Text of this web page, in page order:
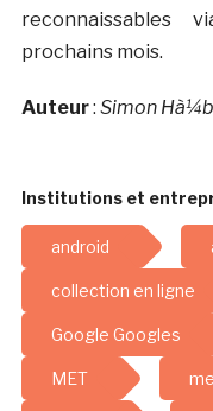
reconnaissables
prochains mois.
Auteur: Simon
Institutions et
android
collection en ligne
Google Googles
MET